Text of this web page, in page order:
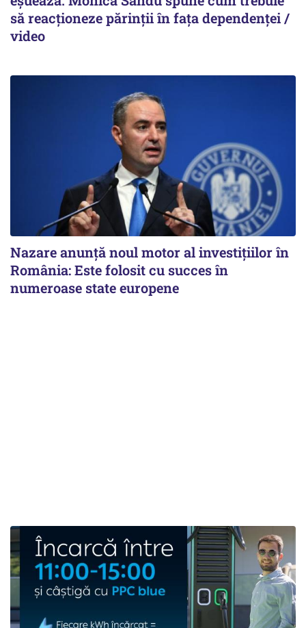
să reacționeze părinții în fața dependenței /
video
Nazare anunță noul motor al investițiilor în
România: Este folosit cu succes în
numeroase state europene